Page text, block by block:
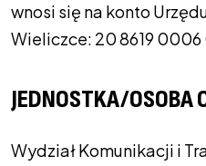
wnosi się na konto
Wieliczce: 20 8619
JEDNOSTKA/OSOBA
Wydział Komunikacji i